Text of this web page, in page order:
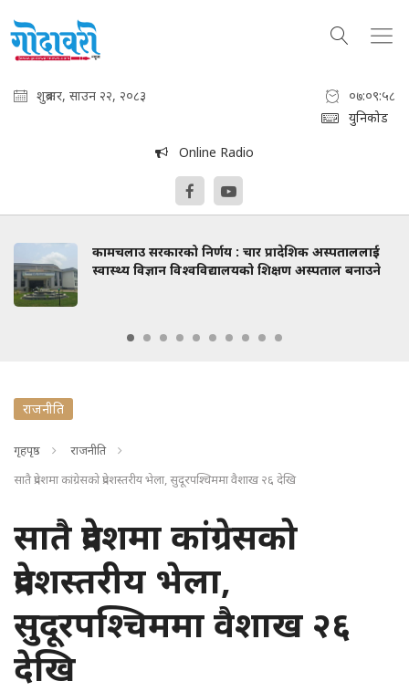
शुक्रबार, साउन २२, २०८३
०७:०९:५९
युनिकोड
Online Radio
कामचलाउ सरकारको निर्णय : चार प्रादेशिक अस्पताललाई
स्वास्थ्य विज्ञान विश्वविद्यालयको शिक्षण अस्पताल बनाउने
राजनीति
गृहपृष्ठ
राजनीति
सातै प्रदेशमा कांग्रेसको प्रदेशस्तरीय भेला, सुदूरपश्चिममा वैशाख २६ देखि
सातै प्रदेशमा कांग्रेसको
प्रदेशस्तरीय भेला,
सुदूरपश्चिममा वैशाख २६
देखि